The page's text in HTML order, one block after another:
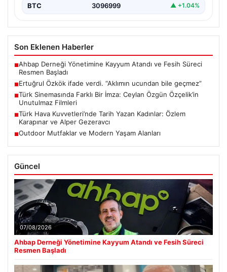
BTC 3096999 ▲ +1.04%
Son Eklenen Haberler
■Ahbap Derneği Yönetimine Kayyum Atandı ve Fesih Süreci
Resmen Başladı
■Ertuğrul Özkök ifade verdi. “Aklımın ucundan bile geçmez”
■Türk Sinemasında Farklı Bir İmza: Ceylan Özgün Özçelik’in
Unutulmaz Filmleri
■Türk Hava Kuvvetleri’nde Tarih Yazan Kadınlar: Özlem
Karapınar ve Alper Gezeravcı
■Outdoor Mutfaklar ve Modern Yaşam Alanları
Güncel
07/08/2026
Ahbap Derneği Yönetimine Kayyum Atandı ve Fesih Süreci
Resmen Başladı